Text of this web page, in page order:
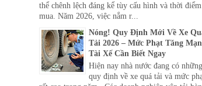
thể chênh lệch đáng kể tùy cấu hình và thời điểm
mua. Năm 2026, việc nắm r...
Nóng! Quy Định Mới Về Xe
Tải 2026 – Mức Phạt Tăng
Tài Xế Cần Biết Ngay
Hiện nay nhà nước đang có những
quy định về xe quá tải và mức